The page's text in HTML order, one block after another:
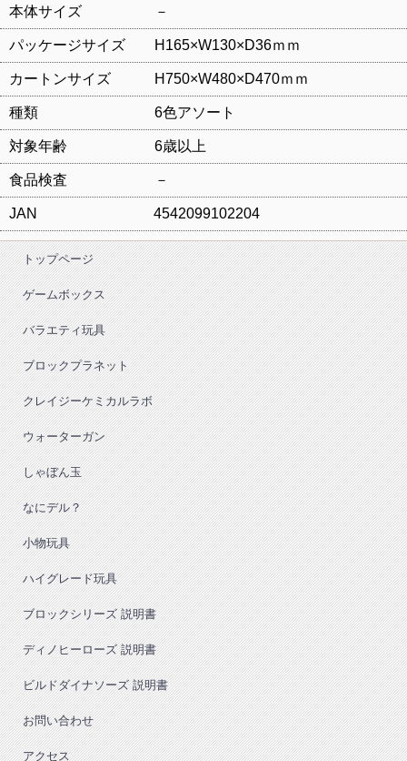
本体サイズ －
パッケージサイズ H165×W130×D36ｍｍ
カートンサイズ H750×W480×D470ｍｍ
種類 6色アソート
対象年齢 6歳以上
食品検査 －
JAN 4542099102204
トップページ
ゲームボックス
バラエティ玩具
ブロックプラネット
クレイジーケミカルラボ
ウォーターガン
しゃぼん玉
なにデル？
小物玩具
ハイグレード玩具
ブロックシリーズ 説明書
ディノヒーローズ 説明書
ビルドダイナソーズ 説明書
お問い合わせ
アクセス